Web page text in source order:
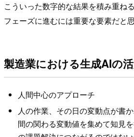
こういった数字的な結果を積み重ね
フェーズに進むには重要な要素だと思
製造業における生成AIの
人間中心のアプローチ
人の作業、その日の変動点が書
間の関わる変動値を集めて知見